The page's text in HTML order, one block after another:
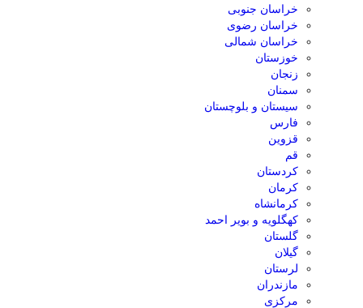
خراسان جنوبی
خراسان رضوی
خراسان شمالی
خوزستان
زنجان
سمنان
سیستان و بلوچستان
فارس
قزوین
قم
کردستان
کرمان
کرمانشاه
کهگلویه و بویر احمد
گلستان
گیلان
لرستان
مازندران
مرکزی